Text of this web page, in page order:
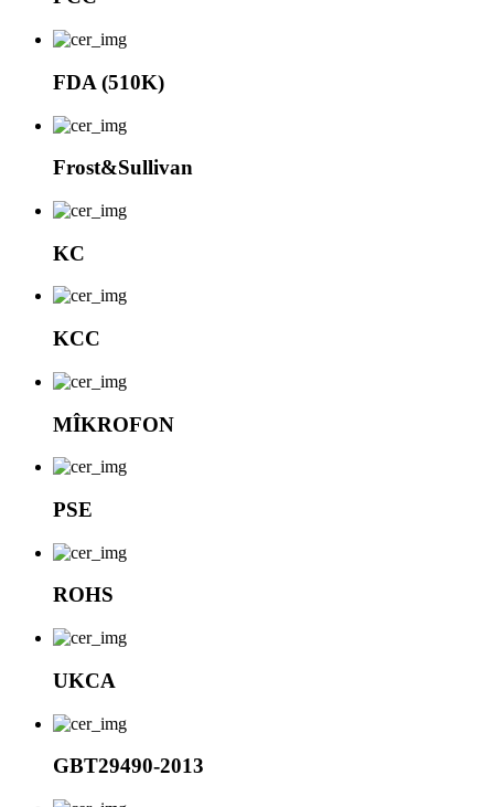
FDA (510K)
Frost&Sullivan
KC
KCC
MÎKROFON
PSE
ROHS
UKCA
GBT29490-2013